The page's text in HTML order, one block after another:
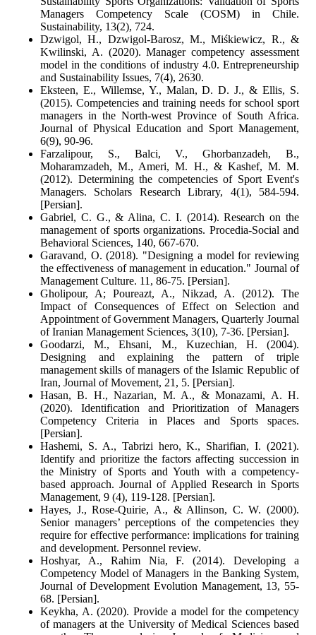
Managers Competency Scale (COSM) in Chile.
Sustainability, 13(2), 724.
Dzwigol, H., Dzwigol-Barosz, M., Miśkiewicz, R., &
Kwilinski, A. (2020). Manager competency assessment
model in the conditions of industry 4.0. Entrepreneurship
and Sustainability Issues, 7(4), 2630.
Eksteen, E., Willemse, Y., Malan, D. D. J., & Ellis, S.
(2015). Competencies and training needs for school sport
managers in the North-west Province of South Africa.
Journal of Physical Education and Sport Management,
6(9), 90-96.
Farzalipour, S., Balci, V., Ghorbanzadeh, B.,
Moharamzadeh, M., Ameri, M. H., & Kashef, M. M.
(2012). Determining the competencies of Sport Event's
Managers. Scholars Research Library, 4(1), 584-594.
[Persian].
Gabriel, C. G., & Alina, C. I. (2014). Research on the
management of sports organizations. Procedia-Social and
Behavioral Sciences, 140, 667-670.
Garavand, O. (2018). "Designing a model for reviewing
the effectiveness of management in education." Journal of
Management Culture. 11, 86-75. [Persian].
Gholipour, A; Poureazt, A., Nikzad, A. (2012). The
Impact of Consequences of Effect on Selection and
Appointment of Government Managers, Quarterly Journal
of Iranian Management Sciences, 3(10), 7-36. [Persian].
Goodarzi, M., Ehsani, M., Kuzechian, H. (2004).
Designing and explaining the pattern of triple
management skills of managers of the Islamic Republic of
Iran, Journal of Movement, 21, 5. [Persian].
Hasan, B. H., Nazarian, M. A., & Monazami, A. H.
(2020). Identification and Prioritization of Managers
Competency Criteria in Places and Sports spaces.
[Persian].
Hashemi, S. A., Tabrizi hero, K., Sharifian, I. (2021).
Identify and prioritize the factors affecting succession in
the Ministry of Sports and Youth with a competency-
based approach. Journal of Applied Research in Sports
Management, 9 (4), 119-128. [Persian].
Hayes, J., Rose‐Quirie, A., & Allinson, C. W. (2000).
Senior managers’ perceptions of the competencies they
require for effective performance: implications for training
and development. Personnel review.
Hoshyar, A., Rahim Nia, F. (2014). Developing a
Competency Model of Managers in the Banking System,
Journal of Development Evolution Management, 13, 55-
68. [Persian].
Keykha, A. (2020). Provide a model for the competency
of managers at the University of Medical Sciences based